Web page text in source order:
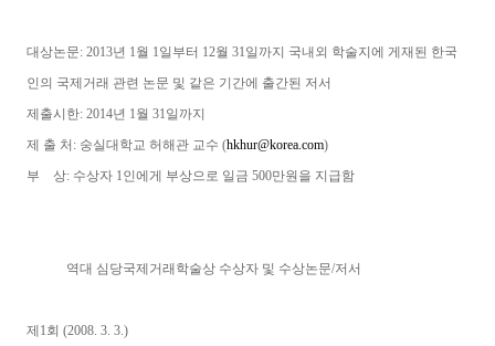
대상논문: 2013년 1월 1일부터 12월 31일까지 국내외 학술지에 게재된 한국
인의 국제거래 관련 논문 및 같은 기간에 출간된 저서
제출시한: 2014년 1월 31일까지
제 출 처: 숭실대학교 허해관 교수 (hkhur@korea.com)
부 상: 수상자 1인에게 부상으로 일금 500만원을 지급함
역대 심당국제거래학술상 수상자 및 수상논문/저서
제1회 (2008. 3. 3.)